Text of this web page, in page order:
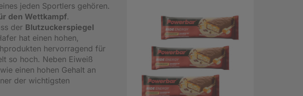
jeden Sportlers gehören.
den Wettkampf.
der Blutzuckerspiegel
hat einen hohen,
hervorragend für
so hoch. Neben Eiweiß
einen hohen Gehalt an
der wichtigsten